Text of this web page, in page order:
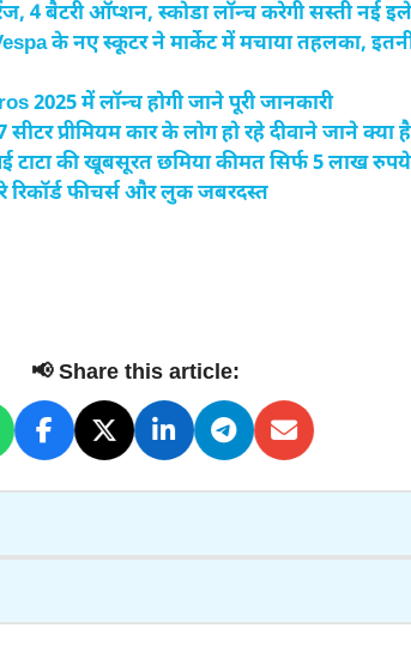
4 बैटरी ऑप्शन, स्कोडा लॉन्च करेगी सस्ती नई
के नए स्कूटर ने मार्केट में मचाया तहलका,
2025 में लॉन्च होगी जाने पूरी जानकारी
प्रीमियम कार के लोग हो रहे दीवाने जाने क्या
की खूबसूरत छमिया कीमत सिर्फ 5 लाख रुपये
रिकॉर्ड फीचर्स और लुक जबरदस्त
📢 Share this article: